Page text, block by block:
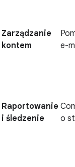
Zarządzanie
kontem
e-
Raportowanie
i śledzenie
o